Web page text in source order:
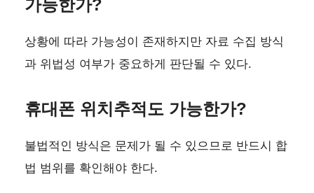
가능한가?
상황에 따라 가능성이 존재하지만 자료 수집 방식
과 위법성 여부가 중요하게 판단될 수 있다.
휴대폰 위치추적도 가능한가?
불법적인 방식은 문제가 될 수 있으므로 반드시 합
법 범위를 확인해야 한다.